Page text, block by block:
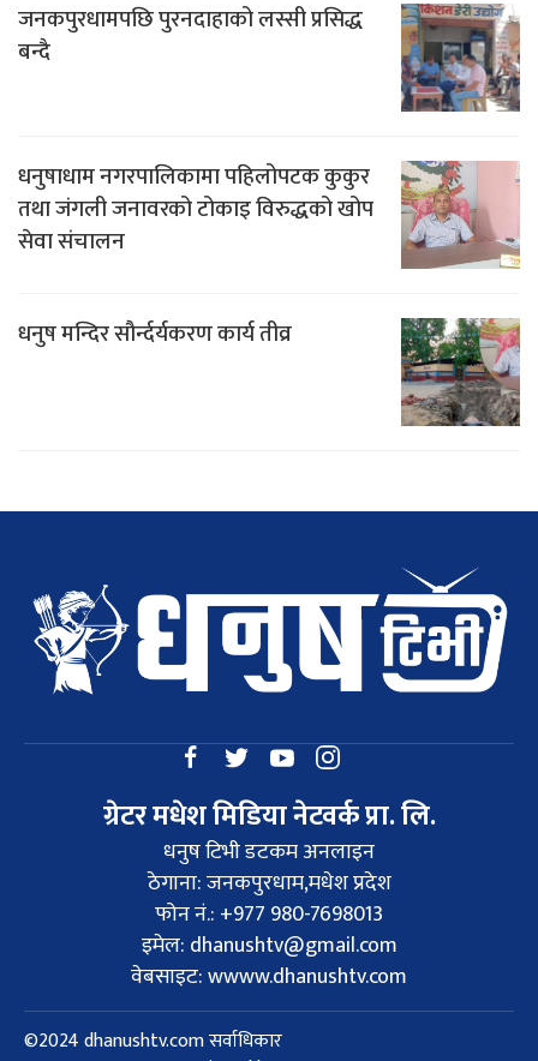
जनकपुरधामपछि पुरनदाहाको लस्सी प्रसिद्ध
बन्दै
धनुषाधाम नगरपालिकामा पहिलोपटक कुकुर
तथा जंगली जनावरको टोकाइ विरुद्धको खोप
सेवा संचालन
धनुष मन्दिर सौर्न्दर्यकरण कार्य तीव्र
ग्रेटर मधेश मिडिया नेटवर्क प्रा. लि.
धनुष टिभी डटकम अनलाइन
ठेगाना: जनकपुरधाम,मधेश प्रदेश
फोन नं.: +977 980-7698013
इमेल: dhanushtv@gmail.com
वेबसाइट: wwww.dhanushtv.com
©2024 dhanushtv.com सर्वाधिकार